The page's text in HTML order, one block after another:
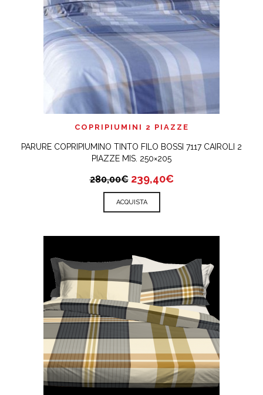
COPRIPIUMINI 2 PIAZZE
PARURE COPRIPIUMINO TINTO FILO BOSSI 7117 CAIROLI 2
PIAZZE MIS. 250×205
280,00€ 239,40€
ACQUISTA